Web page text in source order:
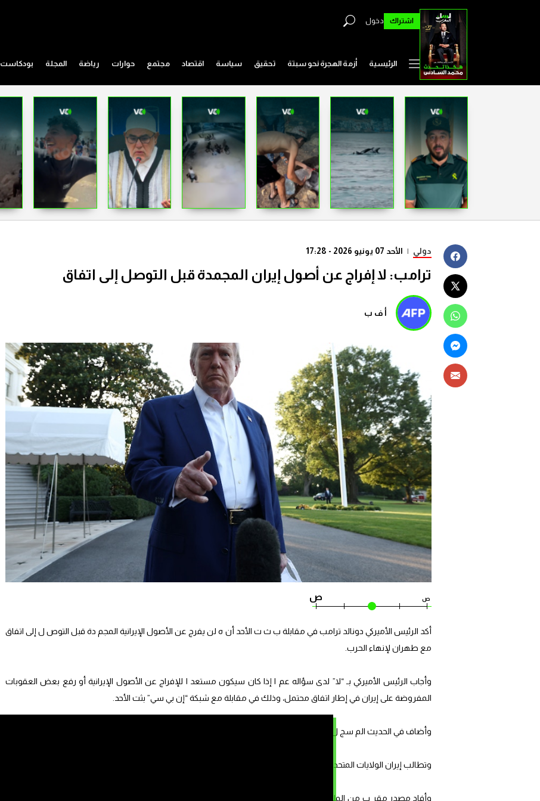
اشتراك دخول
الرئيسية أزمة الهجرة نحو سبتة تحقيق سياسة اقتصاد مجتمع حوارات رياضة المجلة بودكاست
دولي | الأحد 07 يونيو 2026 - 17:28
ترامب: لا إفراج عن أصول إيران المجمدة قبل التوصل إلى اتفاق
أ ف ب
ص ص
أكد الرئيس الأميركي دونالد ترامب في مقابلة ب ث ت الأحد أن ه لن يفرج عن الأصول الإيرانية المجم دة قبل التوص ل إلى اتفاق
مع طهران لإنهاء الحرب.
وأجاب الرئيس الأميركي بـ “لا” لدى سؤاله عم ا إذا كان سيكون مستعد ا للإفراج عن الأصول الإيرانية أو رفع بعض العقوبات
المفروضة على إيران في إطار اتفاق محتمل، وذلك في مقابلة مع شبكة “إن بي سي” بثت الأحد.
وأضاف في الحديث الم سج ل الجمعة “سيحصل ذلك لاحقا، إذا تصر فوا بشكل صحيح، إذا قاموا بعمل جيد”.
وتطالب إيران الولايات المتحدة بالإفراج عن هذه الأموال المجم دة في الخارج بسبب العقوبات الأميركية.
وأفاد مصدر مقر ب من الملف بأن وزارة الخزانة الأميركية تدرس إمكانية أن ت ستخدم هذه الأصول لتعويض دول الخليج عن